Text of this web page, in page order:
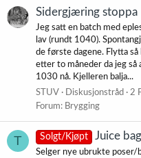
Sidergjæring stoppa
Jeg satt en batch med
lav (rundt 1040).
de første dagene. Flytta
etter to måneder da jeg
1030 nå. Kjelleren balja...
STUV
Diskusjonstråd 2
Forum: Brygging
T Solgt/Kjøpt Juice
Selger nye ubrukte poser/